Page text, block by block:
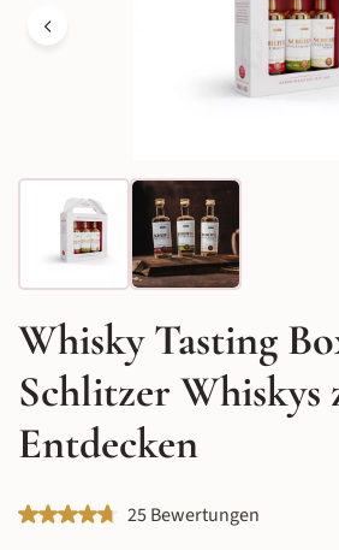
Whisky Tasting
Schlitzer Whiskys
Entdecken
Durchschnittliche Bewertung von 4.84
25 Bewertungen